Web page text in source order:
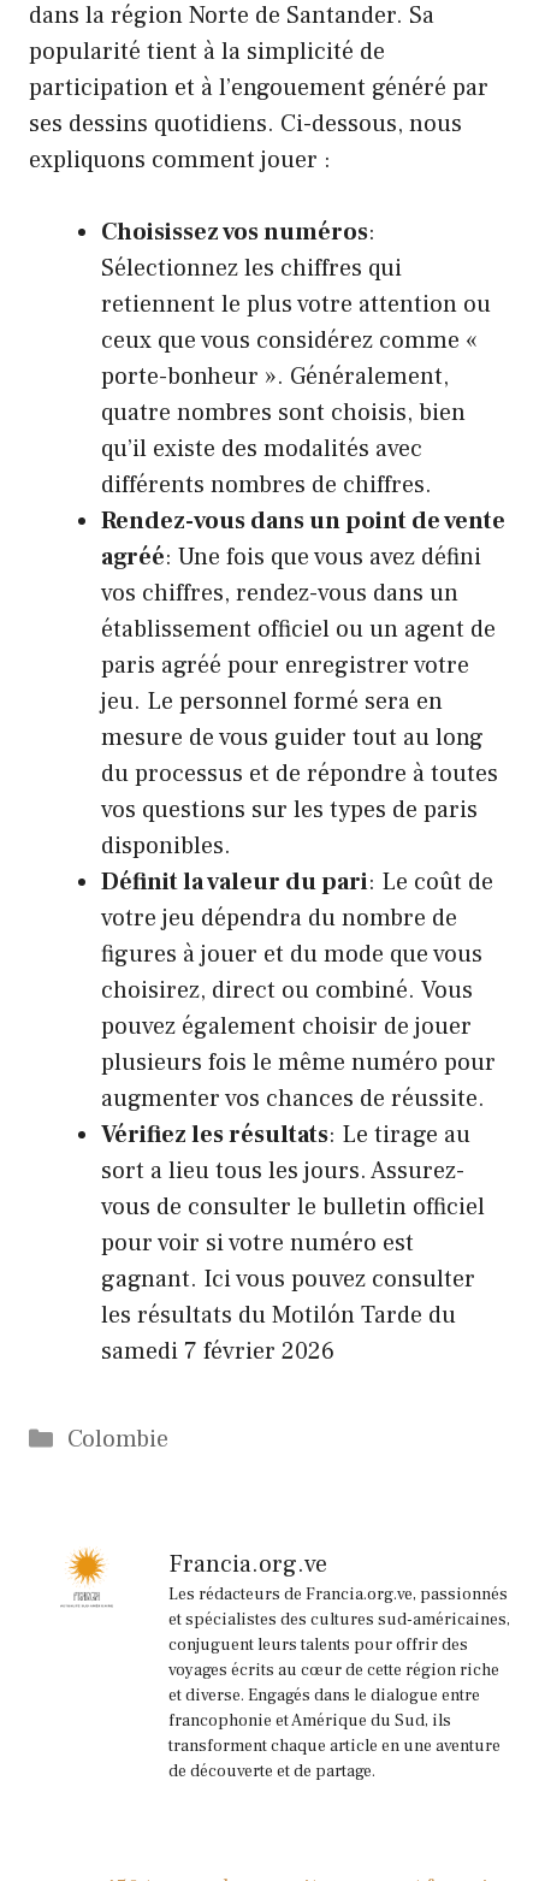
dans la région Norte de Santander. Sa
popularité tient à la simplicité de
participation et à l’engouement généré par
ses dessins quotidiens. Ci-dessous, nous
expliquons comment jouer :
Choisissez vos numéros:
Sélectionnez les chiffres qui
retiennent le plus votre attention ou
ceux que vous considérez comme «
porte-bonheur ». Généralement,
quatre nombres sont choisis, bien
qu’il existe des modalités avec
différents nombres de chiffres.
Rendez-vous dans un point de vente
agréé: Une fois que vous avez défini
vos chiffres, rendez-vous dans un
établissement officiel ou un agent de
paris agréé pour enregistrer votre
jeu. Le personnel formé sera en
mesure de vous guider tout au long
du processus et de répondre à toutes
vos questions sur les types de paris
disponibles.
Définit la valeur du pari: Le coût de
votre jeu dépendra du nombre de
figures à jouer et du mode que vous
choisirez, direct ou combiné. Vous
pouvez également choisir de jouer
plusieurs fois le même numéro pour
augmenter vos chances de réussite.
Vérifiez les résultats: Le tirage au
sort a lieu tous les jours. Assurez-
vous de consulter le bulletin officiel
pour voir si votre numéro est
gagnant. Ici vous pouvez consulter
les résultats du Motilón Tarde du
samedi 7 février 2026
Catégories
Colombie
Francia.org.ve
Les rédacteurs de Francia.org.ve, passionnés
et spécialistes des cultures sud-américaines,
conjuguent leurs talents pour offrir des
voyages écrits au cœur de cette région riche
et diverse. Engagés dans le dialogue entre
francophonie et Amérique du Sud, ils
transforment chaque article en une aventure
de découverte et de partage.